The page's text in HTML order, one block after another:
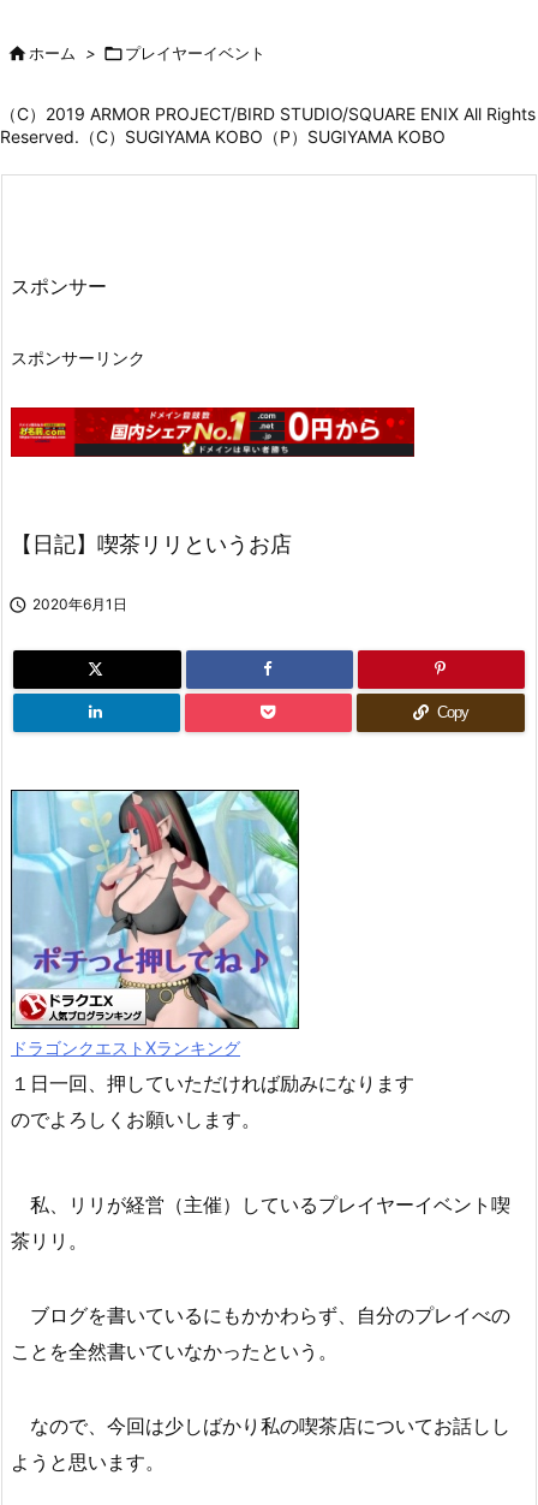
ホーム > プレイヤーイベント
（C）2019 ARMOR PROJECT/BIRD STUDIO/SQUARE ENIX All Rights
Reserved.（C）SUGIYAMA KOBO（P）SUGIYAMA KOBO
スポンサー
スポンサーリンク
【日記】喫茶リリというお店
 2020年6月1日
Copy
ドラゴンクエストXランキング
１日一回、押していただければ励みになります
のでよろしくお願いします。
私、リリが経営（主催）しているプレイヤーイベント喫
茶リリ。
ブログを書いているにもかかわらず、自分のプレイべの
ことを全然書いていなかったという。
なので、今回は少しばかり私の喫茶店についてお話しし
ようと思います。